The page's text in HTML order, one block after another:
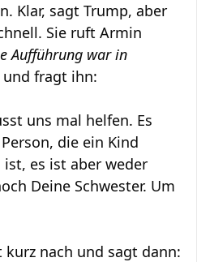
Klar, sagt Trump, aber
Sie ruft Armin
Aufführung war in
und fragt ihn:
uns mal helfen. Es
die ein Kind
ist, es ist aber weder
Deine Schwester. Um
kurz nach und sagt dann: